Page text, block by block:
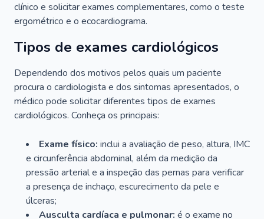
clínico e solicitar exames complementares, como o teste
ergométrico e o ecocardiograma.
Tipos de exames cardiológicos
Dependendo dos motivos pelos quais um paciente
procura o cardiologista e dos sintomas apresentados, o
médico pode solicitar diferentes tipos de exames
cardiológicos. Conheça os principais:
Exame físico: inclui a avaliação de peso, altura, IMC
e circunferência abdominal, além da medição da
pressão arterial e a inspeção das pernas para verificar
a presença de inchaço, escurecimento da pele e
úlceras;
Ausculta cardíaca e pulmonar: é o exame no